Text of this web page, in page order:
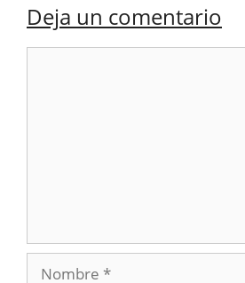
Deja un comentario
Nombre